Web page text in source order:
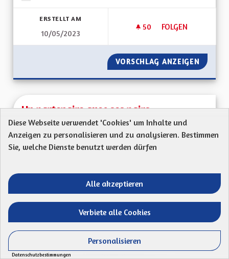
ERSTELLT AM
10/05/2023
50 50 FOLLOWER
FOLGEN
UN PEU DE
VORSCHLAG ANZEIGEN UN
Un partenaire avec ses pairs
WINNLEN Julien
Mon Code postal : 68 130Ma proposition : Afin
Ergebnisse nach Kategorie filtern:
ERSTELLT AM
19/04/2023
50 50 FOLLOWER
FOLGEN
Diese Webseite verwendet 'Cookies' um Inhalte und
Anzeigen zu personalisieren und zu analysieren. Bestimmen
Sie, welche Dienste benutzt werden dürfen
Alle akzeptieren
Verbiete alle Cookies
Personalisieren
Datenschutzbestimmungen